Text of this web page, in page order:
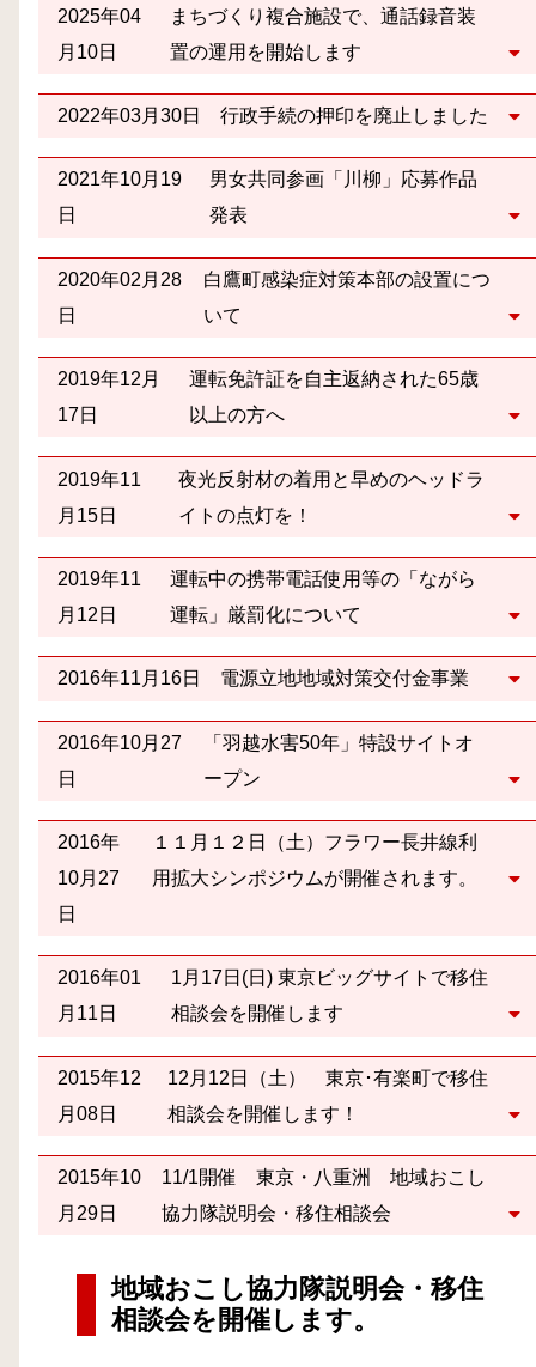
2025年04
月10日
まちづくり複合施設で、通話録音装
置の運用を開始します
2022年03月30日 行政手続の押印を廃止しました
2021年10月19
日
男女共同参画「川柳」応募作品
発表
2020年02月28
日
白鷹町感染症対策本部の設置につ
いて
2019年12月
17日
運転免許証を自主返納された65歳
以上の方へ
2019年11
月15日
夜光反射材の着用と早めのヘッドラ
イトの点灯を！
2019年11
月12日
運転中の携帯電話使用等の「ながら
運転」厳罰化について
2016年11月16日 電源立地地域対策交付金事業
2016年10月27
日
「羽越水害50年」特設サイトオ
ープン
2016年
10月27
日
１１月１２日（土）フラワー長井線利
用拡大シンポジウムが開催されます。
2016年01
月11日
1月17日(日) 東京ビッグサイトで移住
相談会を開催します
2015年12
月08日
12月12日（土） 東京･有楽町で移住
相談会を開催します！
2015年10
月29日
11/1開催 東京・八重洲 地域おこし
協力隊説明会・移住相談会
地域おこし協力隊説明会・移住
相談会を開催します。